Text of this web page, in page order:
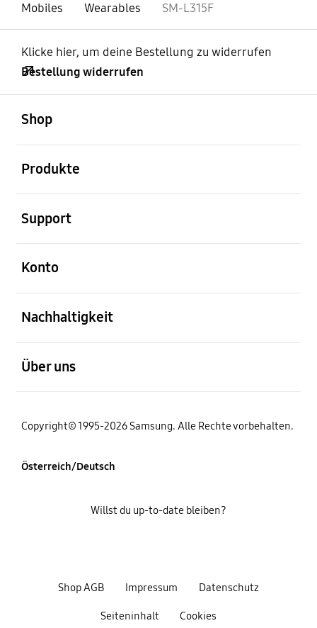
Mobiles
Wearables SM-L315F
Klicke hier, um deine Bestellung zu widerrufen
Bestellung widerrufen
Shop
Produkte
Support
Konto
Nachhaltigkeit
Über uns
Copyright© 1995-2026 Samsung. Alle Rechte vorbehalten.
Österreich/Deutsch
Shop AGB Impressum Datenschutz
Seiteninhalt Cookies
Willst du up-to-date bleiben?